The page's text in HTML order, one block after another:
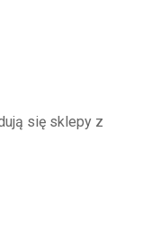
się sklepy z